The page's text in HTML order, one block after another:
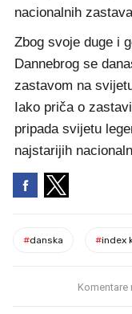
nacionalnih
Zbog svoje duge i
Dannebrog se
zastavom na
Iako priča o
pripada svijetu
najstarijih
#danska #index
Komentare